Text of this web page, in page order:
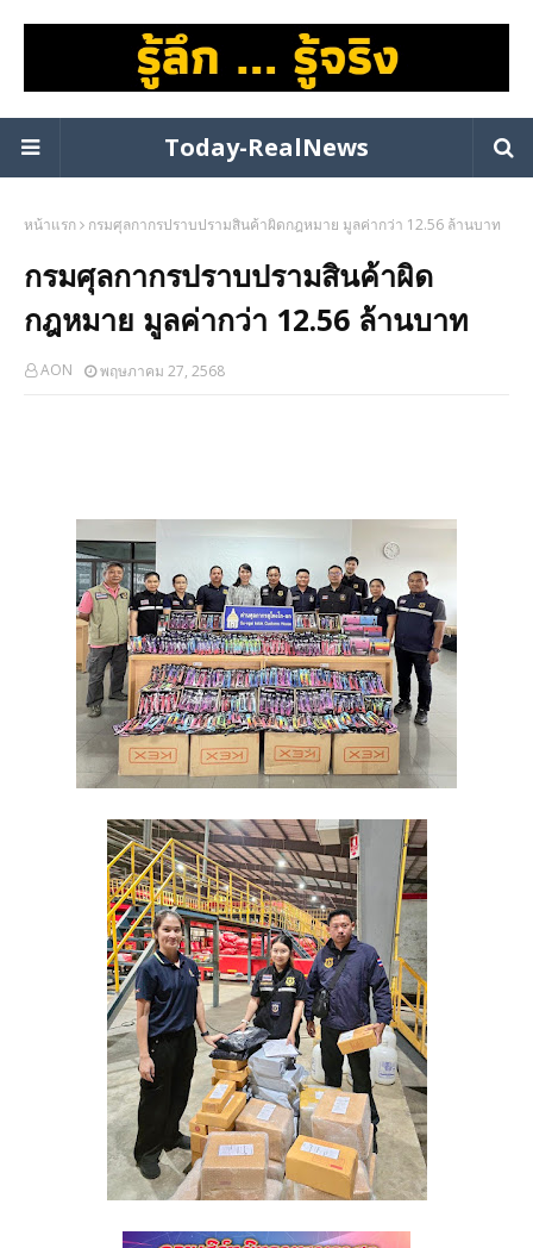
Today-RealNews
หน้าแรก กรมศุลกากรปราบปรามสินค้าผิดกฎหมาย มูลค่ากว่า 12.56 ล้านบาท
กรมศุลกากรปราบปรามสินค้าผิด
กฎหมาย มูลค่ากว่า 12.56 ล้านบาท
AON พฤษภาคม 27, 2568